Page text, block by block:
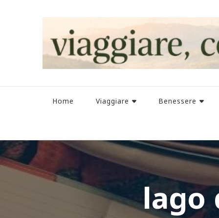
Home Viaggiare Benessere
lago